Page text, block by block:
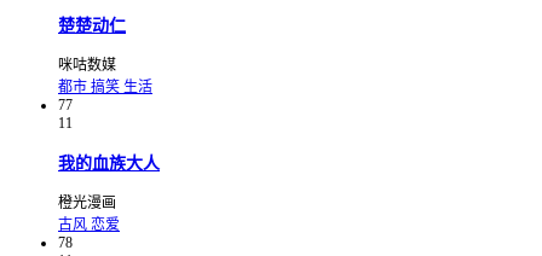
楚楚动仁
咪咕数媒
都市 搞笑 生活
77
11
我的血族大人
橙光漫画
古风 恋爱
78